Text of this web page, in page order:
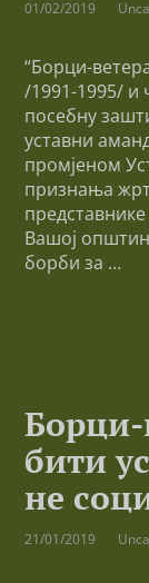
01/02/2019
“Борци-
/1991-1995/ и
посебну
уставни
промјеном
признања
Вашој
борби за …
Борци-
бити
не
21/01/2019